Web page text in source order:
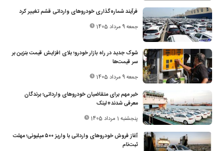
فرآیند شماره‌گذاری خودروهای وارداتی قشم تغییر کرد
جمعه 9 مرداد 1405
شوک جدید در راه بازار خودرو؛ بلای افزایش قیمت بنزین بر
سر قیمت‌ها
جمعه 9 مرداد 1405
خبر مهم برای متقاضیان خودروهای وارداتی؛ برندگان
معرفی شدند+لینک
پنجشنبه 1 مرداد 1405
آغاز فروش خودروهای وارداتی با واریز ۵۰۰ میلیونی؛ مهلت
ثبت‌نام